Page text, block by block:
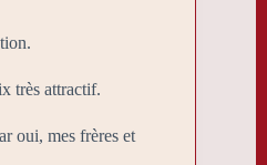
très attractif.
oui, mes frères et